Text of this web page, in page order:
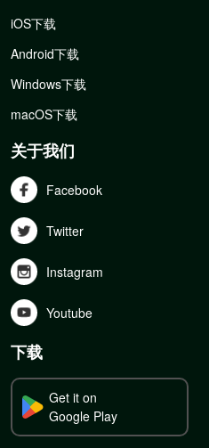
iOS下载
Android下载
Windows下载
macOS下载
关于我们
Facebook
Twitter
Instagram
Youtube
下载
Get it on
Google Play